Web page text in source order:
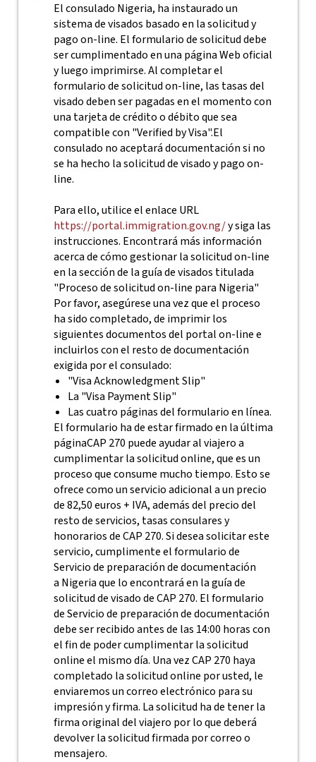
El consulado Nigeria, ha instaurado un
sistema de visados basado en la solicitud y
pago on-line. El formulario de solicitud debe
ser cumplimentado en una página Web oficial
y luego imprimirse. Al completar el
formulario de solicitud on-line, las tasas del
visado deben ser pagadas en el momento con
una tarjeta de crédito o débito que sea
compatible con "Verified by Visa".El
consulado no aceptará documentación si no
se ha hecho la solicitud de visado y pago on-
line.
Para ello, utilice el enlace URL
https://portal.immigration.gov.ng/y siga las
instrucciones. Encontrará más información
acerca de cómo gestionar la solicitud on-line
en la sección de la guía de visados titulada
"Proceso de solicitud on-line para Nigeria"
Por favor, asegúrese una vez que el proceso
ha sido completado, de imprimir los
siguientes documentos del portal on-line e
incluirlos con el resto de documentación
exigida por el consulado:
"Visa Acknowledgment Slip"
La "Visa Payment Slip"
Las cuatro páginas del formulario en línea.
El formulario ha de estar firmado en la última
páginaCAP 270 puede ayudar al viajero a
cumplimentar la solicitud online, que es un
proceso que consume mucho tiempo. Esto se
ofrece como un servicio adicional a un precio
de 82,50 euros + IVA, además del precio del
resto de servicios, tasas consulares y
honorarios de CAP 270. Si desea solicitar este
servicio, cumplimente el formulario de
Servicio de preparación de documentación
a Nigeria que lo encontrará en la guía de
solicitud de visado de CAP 270. El formulario
de Servicio de preparación de documentación
debe ser recibido antes de las 14:00 horas con
el fin de poder cumplimentar la solicitud
online el mismo día. Una vez CAP 270 haya
completado la solicitud online por usted, le
enviaremos un correo electrónico para su
impresión y firma. La solicitud ha de tener la
firma original del viajero por lo que deberá
devolver la solicitud firmada por correo o
mensajero.